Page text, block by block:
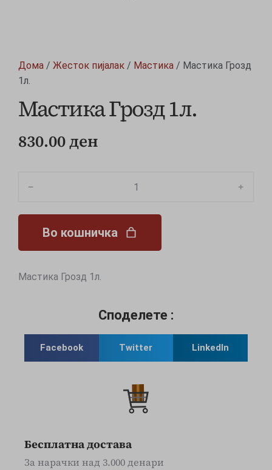
Дома / Жесток пијалак / Мастика / Мастика Грозд
1л.
Мастика Грозд 1л.
830.00ден
﹣ ﹢
Во кошничка
Мастика Грозд 1л.
Споделете :
Facebook Twitter LinkedIn
Бесплатна достава
За нарачки над 3.000 денари